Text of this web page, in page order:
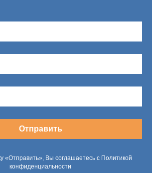
Отправить
«Отправить», Вы соглашаетесь с Политикой
конфиденциальности